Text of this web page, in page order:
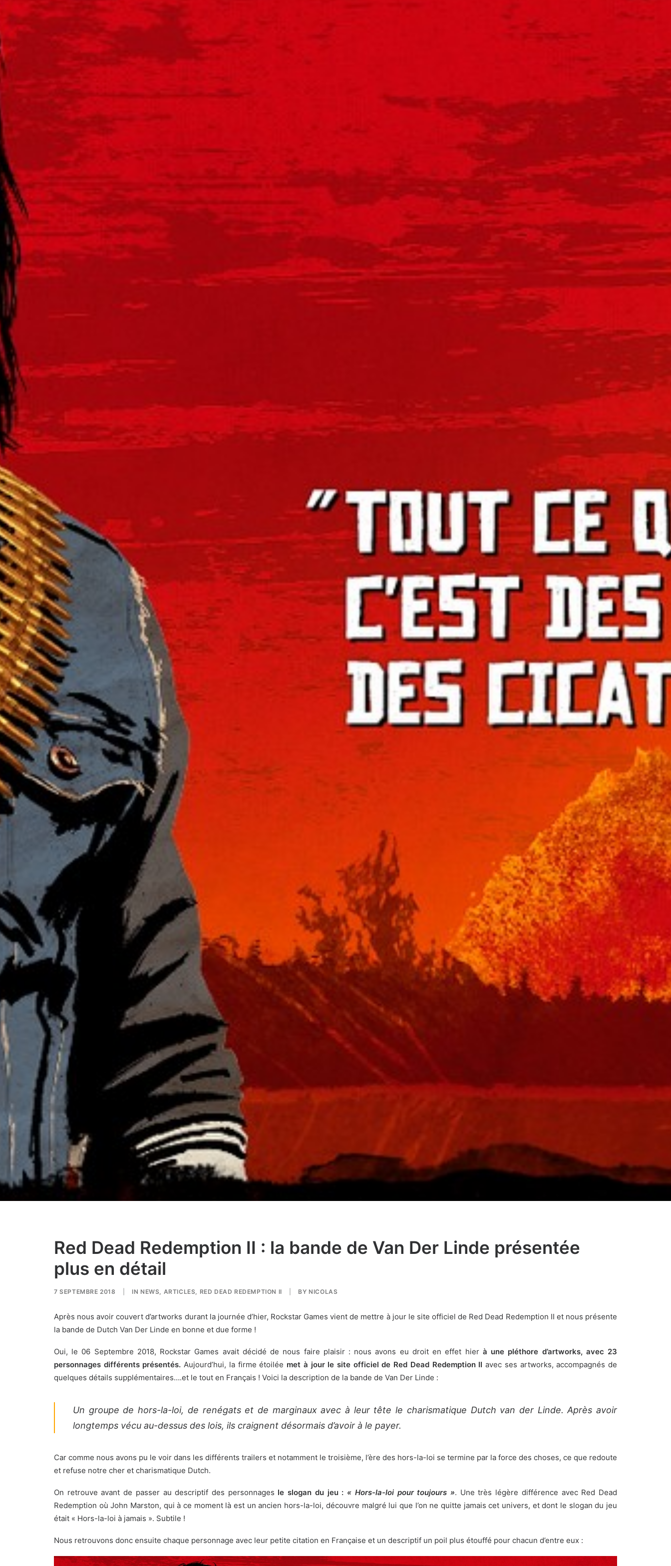
Red Dead Redemption II : la bande de Van Der Linde présentée
plus en détail
7 SEPTEMBRE 2018 IN NEWS, ARTICLES, RED DEAD REDEMPTION II BY NICOLAS
Après nous avoir couvert d’artworks durant la journée d’hier, Rockstar Games vient de mettre à jour le site officiel de Red Dead Redemption II et nous présente
la bande de Dutch Van Der Linde en bonne et due forme !
Oui, le 06 Septembre 2018, Rockstar Games avait décidé de nous faire plaisir : nous avons eu droit en effet hier à une pléthore d’artworks, avec 23
personnages différents présentés. Aujourd’hui, la firme étoilée met à jour le site officiel de Red Dead Redemption II avec ses artworks, accompagnés de
quelques détails supplémentaires….et le tout en Français ! Voici la description de la bande de Van Der Linde :
Un groupe de hors-la-loi, de renégats et de marginaux avec à leur tête le charismatique Dutch van der Linde. Après avoir
longtemps vécu au-dessus des lois, ils craignent désormais d’avoir à le payer.
Car comme nous avons pu le voir dans les différents trailers et notamment le troisième, l’ère des hors-la-loi se termine par la force des choses, ce que redoute
et refuse notre cher et charismatique Dutch.
On retrouve avant de passer au descriptif des personnages le slogan du jeu : « Hors-la-loi pour toujours ». Une très légère différence avec Red Dead
Redemption où John Marston, qui à ce moment là est un ancien hors-la-loi, découvre malgré lui que l’on ne quitte jamais cet univers, et dont le slogan du jeu
était « Hors-la-loi à jamais ». Subtile !
Nous retrouvons donc ensuite chaque personnage avec leur petite citation en Française et un descriptif un poil plus étouffé pour chacun d’entre eux :